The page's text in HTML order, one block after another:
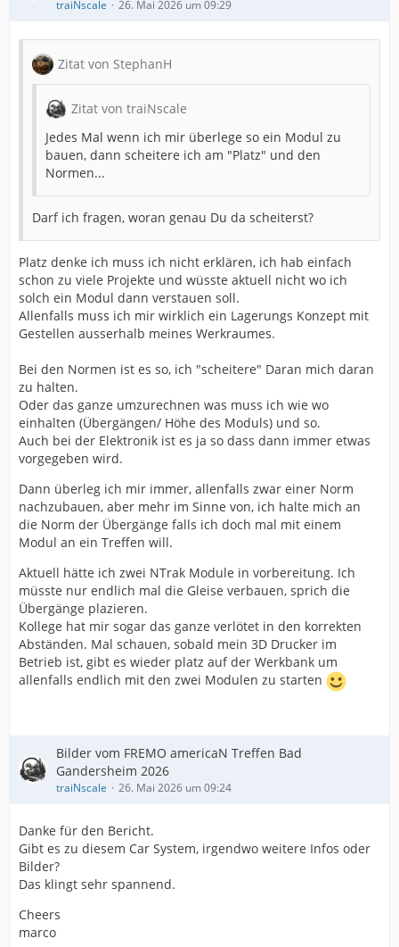
traiNscale 26. Mai 2026 um 09:29
Zitat von StephanH
Zitat von traiNscale
Jedes Mal wenn ich mir überlege so ein Modul zu
bauen, dann scheitere ich am "Platz" und den
Normen...
Darf ich fragen, woran genau Du da scheiterst?
Platz denke ich muss ich nicht erklären, ich hab einfach
schon zu viele Projekte und wüsste aktuell nicht wo ich
solch ein Modul dann verstauen soll.
Allenfalls muss ich mir wirklich ein Lagerungs Konzept mit
Gestellen ausserhalb meines Werkraumes.
Bei den Normen ist es so, ich "scheitere" Daran mich daran
zu halten.
Oder das ganze umzurechnen was muss ich wie wo
einhalten (Übergängen/ Höhe des Moduls) und so.
Auch bei der Elektronik ist es ja so dass dann immer etwas
vorgegeben wird.
Dann überleg ich mir immer, allenfalls zwar einer Norm
nachzubauen, aber mehr im Sinne von, ich halte mich an
die Norm der Übergänge falls ich doch mal mit einem
Modul an ein Treffen will.
Aktuell hätte ich zwei NTrak Module in vorbereitung. Ich
müsste nur endlich mal die Gleise verbauen, sprich die
Übergänge plazieren.
Kollege hat mir sogar das ganze verlötet in den korrekten
Abständen. Mal schauen, sobald mein 3D Drucker im
Betrieb ist, gibt es wieder platz auf der Werkbank um
allenfalls endlich mit den zwei Modulen zu starten
Bilder vom FREMO americaN Treffen Bad
Gandersheim 2026
traiNscale 26. Mai 2026 um 09:24
Danke für den Bericht.
Gibt es zu diesem Car System, irgendwo weitere Infos oder
Bilder?
Das klingt sehr spannend.
Cheers
marco